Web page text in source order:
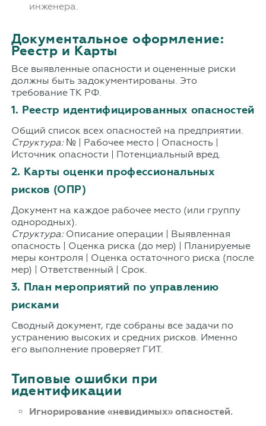
инженера.
Документальное оформление:
Реестр и Карты
Все выявленные опасности и оцененные риски
должны быть задокументированы. Это
требование ТК РФ.
1. Реестр идентифицированных опасностей
Общий список всех опасностей на предприятии.
Структура:№ | Рабочее место | Опасность |
Источник опасности | Потенциальный вред.
2. Карты оценки профессиональных
рисков (ОПР)
Документ на каждое рабочее место (или группу
однородных).
Структура:Описание операции | Выявленная
опасность | Оценка риска (до мер) | Планируемые
меры контроля | Оценка остаточного риска (после
мер) | Ответственный | Срок.
3. План мероприятий по управлению
рисками
Сводный документ, где собраны все задачи по
устранению высоких и средних рисков. Именно
его выполнение проверяет ГИТ.
Типовые ошибки при
идентификации
Игнорирование «невидимых» опасностей.